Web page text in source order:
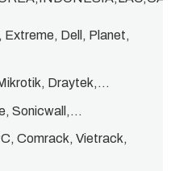
Dell, Planet,
Draytek,…
Sonicwall,…
Comrack, Vietrack,